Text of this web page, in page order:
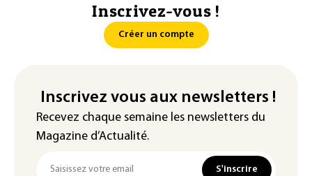
Inscrivez-vous !
Créer un compte
Inscrivez vous aux newsletters !
Recevez chaque semaine les newsletters du
Magazine d’Actualité.
S'inscrire